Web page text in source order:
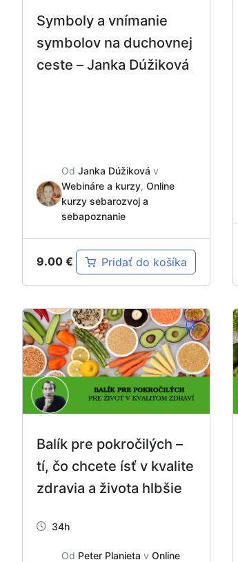
Symboly a vnímanie
symbolov na duchovnej
ceste – Janka Dúžiková
Od Janka Dúžiková v
Webináre a kurzy, Online
kurzy sebarozvoj a
sebapoznanie
9.00 € Pridať do košíka
Balík pre pokročilých –
tí, čo chcete ísť v kvalite
zdravia a života hlbšie
34h
Od Peter Planieta v Online